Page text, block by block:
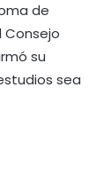
de
Consejo
su
sea